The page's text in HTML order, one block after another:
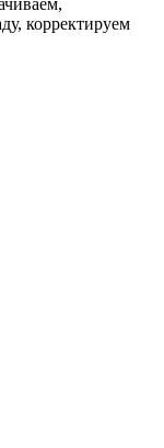
корректируем